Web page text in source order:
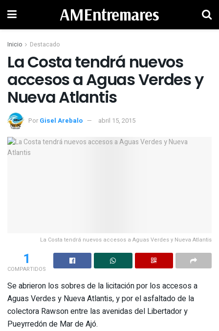
AMEntremares
Inicio Destacado
La Costa tendrá nuevos
accesos a Aguas Verdes y
Por Gisel Arebalo abril 15, 2015
1
COMPARTIDOS
Se abrieron los sobres de la licitación por los accesos a
Aguas Verdes y Nueva Atlantis, y por el asfaltado de la
colectora Rawson entre las avenidas del Libertador y
Pueyrredón de Mar de Ajó.